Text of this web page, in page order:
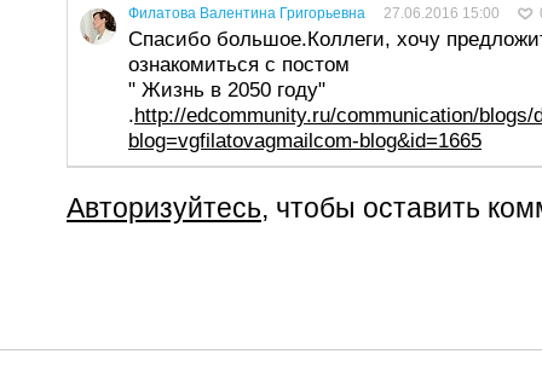
Филатова Валентина Григорьевна 27.06.2016 15:00
Спасибо большое.Коллеги, хочу
ознакомиться с постом
" Жизнь в 2050 году"
.http://edcommunity.ru/communication/blogs/
blog=vgfilatovagmailcom-blog&id=1665
Авторизуйтесь, чтобы оставить